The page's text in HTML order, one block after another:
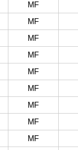
MF
MF
MF
MF
MF
MF
MF
MF
MF